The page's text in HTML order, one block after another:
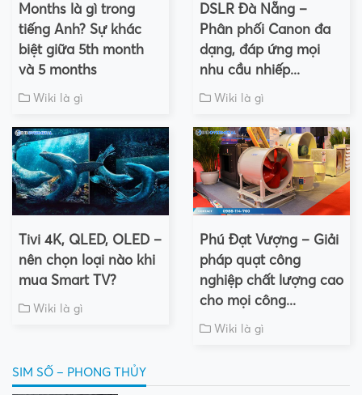
Months là gì trong
tiếng Anh? Sự khác
biệt giữa 5th month
và 5 months
Wiki là gì
DSLR Đà Nẵng –
Phân phối Canon đa
dạng, đáp ứng mọi
nhu cầu nhiếp...
Wiki là gì
Tivi 4K, QLED, OLED –
nên chọn loại nào khi
mua Smart TV?
Wiki là gì
Phú Đạt Vượng – Giải
pháp quạt công
nghiệp chất lượng cao
cho mọi công...
Wiki là gì
SIM SỐ – PHONG THỦY